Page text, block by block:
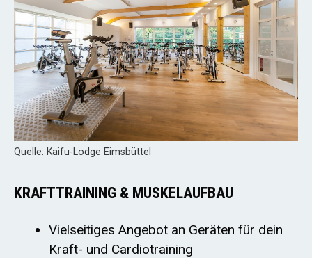
Quelle: Kaifu-Lodge Eimsbüttel
KRAFTTRAINING & MUSKELAUFBAU
Vielseitiges Angebot an Geräten für dein
Kraft- und Cardiotraining